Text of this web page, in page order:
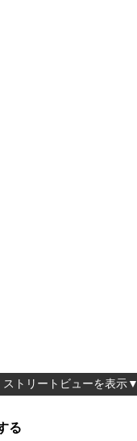
ストリートビューを表示▼
る